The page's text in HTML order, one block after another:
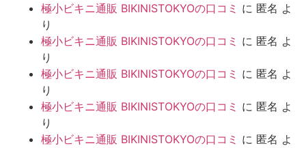
極小ビキニ通販 BIKINISTOKYOの口コミ に 匿名 よ
り
極小ビキニ通販 BIKINISTOKYOの口コミ に 匿名 よ
り
極小ビキニ通販 BIKINISTOKYOの口コミ に 匿名 よ
り
極小ビキニ通販 BIKINISTOKYOの口コミ に 匿名 よ
り
極小ビキニ通販 BIKINISTOKYOの口コミ に 匿名 よ